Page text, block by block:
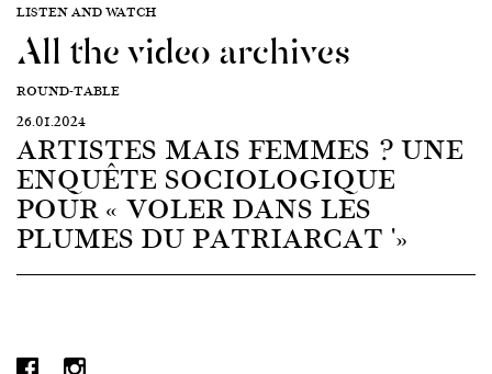
LISTEN AND WATCH
All the video archives
ROUND-TABLE
26.01.2024
ARTISTES MAIS FEMMES ? UNE
ENQUÊTE SOCIOLOGIQUE
POUR « VOLER DANS LES
PLUMES DU PATRIARCAT *»